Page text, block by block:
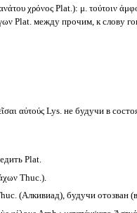
χρόνος Plat.): μ. τούτοιν
Plat. между прочим, к слову
αὐτούς Lys. не будучи в
Plat.
Thuc.).
(Алкивиад), будучи